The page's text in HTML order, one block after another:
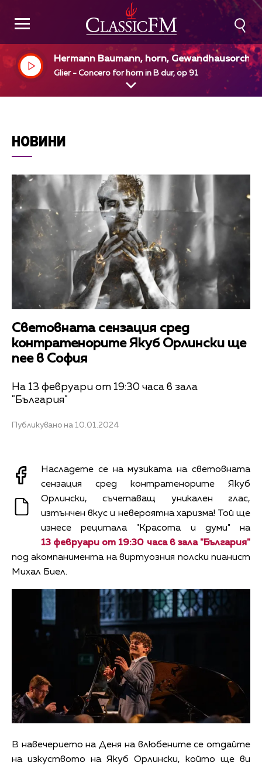
Hermann Baumann, horn,
er Leipzig, Kurt Masur, dir
Glier - Concero for horn in B dur, op 91
НОВИНИ
Световната сензация сред
контратенорите Якуб Орлински ще
пее в София
На 13 февруари от 19:30 часа в зала
"България"
Публикувано на 10.01.2024
Насладете се на музиката на световната
сензация сред контратенорите Якуб
Орлински, съчетаващ уникален глас,
изтънчен вкус и невероятна харизма! Той ще
изнесе рецитала "Красота и думи" на
13 февруари от 19:30 часа в зала "България"
под акомпанимента на виртуозния полски пианист
Михал Биел.
В навечерието на Деня на влюбените се отдайте
на изкуството на Якуб Орлински, който ще ви